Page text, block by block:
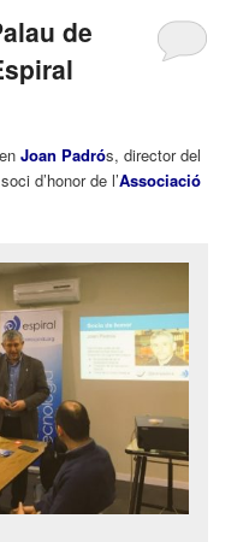
de
Joan Padrós, director del
d’honor de l’Associació